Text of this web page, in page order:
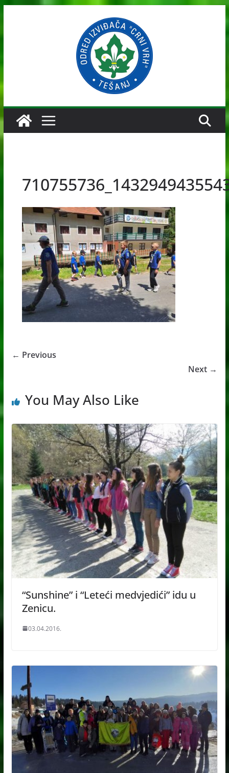
← Previous
Next →
You May Also Like
“Sunshine” i “Leteći medvjedići” idu u
Zenicu.
03.04.2016.